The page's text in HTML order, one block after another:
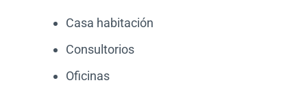
Casa habitación
Consultorios
Oficinas